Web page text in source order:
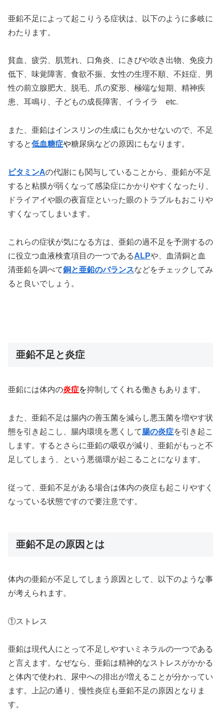
亜鉛不足によって起こりうる症状は、以下のように多岐に
わたります。
貧血、疲労、肌荒れ、口角炎、にきびや吹き出物、免疫力
低下、味覚障害、食欲不振、女性の生理不順、不妊症、男
性の前立腺肥大、脱毛、爪の変形、極端な短期、精神疾
患、耳鳴り、子どもの成長障害、イライラ etc.
また、亜鉛はインスリンの生成にも欠かせないので、不足
すると低血糖症や糖尿病などの原因にもなります。
ビタミンAの代謝にも関与していることから、亜鉛が不足
すると粘膜が弱くなって感染症にかかりやすくなったり、
ドライアイや眼の夜盲症といった眼のトラブルもおこりや
すくなってしまいます。
これらの症状が気になる方は、亜鉛の過不足を予測するの
に役立つ血液検査項目の一つであるALPや、血清銅と血
清亜鉛を調べて銅と亜鉛のバランスなどをチェックしてみ
ると良いでしょう。
亜鉛不足と炎症
亜鉛には体内の炎症を抑制してくれる働きもあります。
また、亜鉛不足は腸内の善玉菌を減らし悪玉菌を増やす状
態を引き起こし、腸内環境を悪くして腸の炎症を引き起こ
します。するとさらに亜鉛の吸収が減り、亜鉛がもっと不
足してしまう、という悪循環が起こることになります。
従って、亜鉛不足がある場合は体内の炎症も起こりやすく
なっている状態ですので要注意です。
亜鉛不足の原因とは
体内の亜鉛が不足してしまう原因として、以下のような事
が考えられます。
①ストレス
亜鉛は現代人にとって不足しやすいミネラルの一つである
と言えます。なぜなら、亜鉛は精神的なストレスがかかる
と体内で使われ、尿中への排出が増えることが分かってい
ます。上記の通り、慢性炎症も亜鉛不足の原因となりま
す。